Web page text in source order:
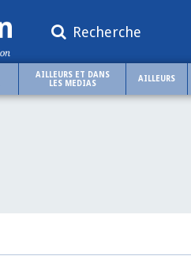
Recherche
AILLEURS ET DANS
LES MEDIAS
AILLEURS